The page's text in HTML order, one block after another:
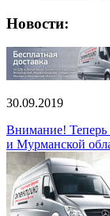
Новости:
30.09.2019
Внимание! Теперь
и Мурманской